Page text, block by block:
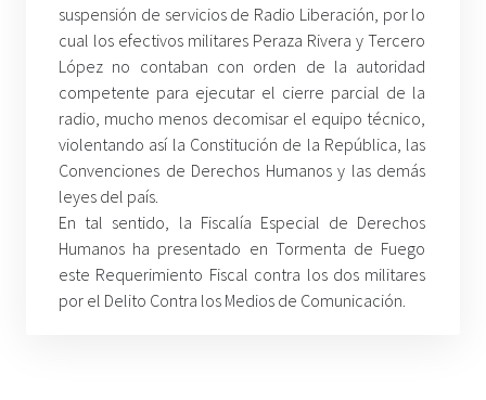
suspensión de servicios de Radio Liberación, por lo
cual los efectivos militares Peraza Rivera y Tercero
López no contaban con orden de la autoridad
competente para ejecutar el cierre parcial de la
radio, mucho menos decomisar el equipo técnico,
violentando así la Constitución de la República, las
Convenciones de Derechos Humanos y las demás
leyes del país.
En tal sentido, la Fiscalía Especial de Derechos
Humanos ha presentado en Tormenta de Fuego
este Requerimiento Fiscal contra los dos militares
por el Delito Contra los Medios de Comunicación.